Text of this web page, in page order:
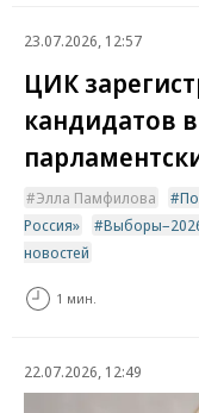
23.07.2026, 12:57
ЦИК
кандидатов
Элла Памфилова
Россия»
новостей
1 мин.
22.07.2026, 12:49